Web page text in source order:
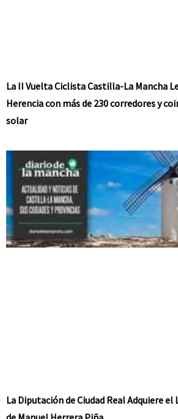
La II Vuelta Ciclista Castilla-La Mancha
Herencia con más de 230 corredores y
solar
La Diputación de Ciudad Real Adquiere